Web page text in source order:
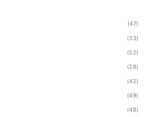
(47)
(33)
(52)
(28)
(42)
(49)
(48)